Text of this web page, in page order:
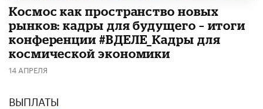
Космос как пространство новых
рынков: кадры для будущего – итоги
конференции #ВДЕЛЕ_Кадры для
космической экономики
14 АПРЕЛЯ
ВЫПЛАТЫ